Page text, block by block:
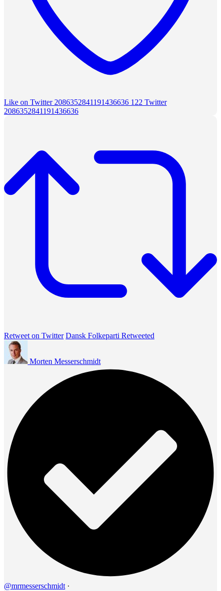
Like on Twitter 2086352841191436636 122 Twitter
2086352841191436636
Retweet on Twitter Dansk Folkeparti Retweeted
Morten Messerschmidt
@mrmesserschmidt ·